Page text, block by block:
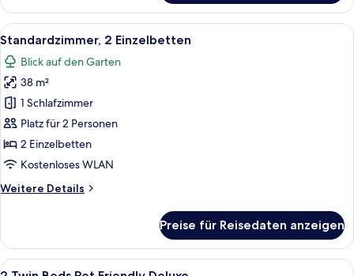
1 King-
Bett
und
Alle
Fotos
für
Standardzimmer,
2 Einzelbetten
anzeigen
Ein Hotelzimmer mit zwei Betten,
7
Standardzimmer, 2 Einzelbetten
Blick auf den Garten
38 m²
1 Schlafzimmer
Platz für 2 Personen
2 Einzelbetten
Kostenloses WLAN
Weitere Details
Weitere
2 Einzelbetten
Preise für Reisedaten anzeigen
Alle
Hochwertige Bettwaren,
5